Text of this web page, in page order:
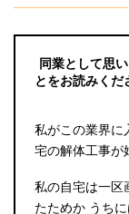
同業として思
とをお読みくだ
私がこの業界に
宅の解体工事が
私の自宅は一区
たためか うち